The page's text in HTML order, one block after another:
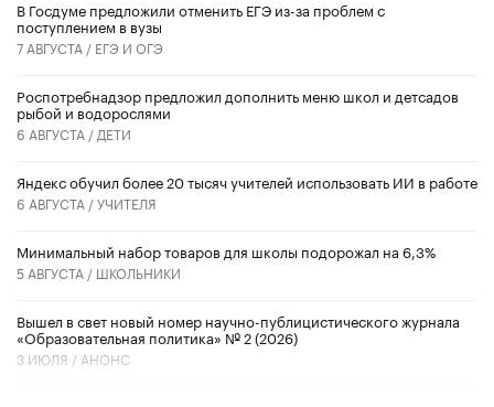
В Госдуме предложили отменить ЕГЭ из-за проблем с
поступлением в вузы
7 АВГУСТА / ЕГЭ И ОГЭ
Роспотребнадзор предложил дополнить меню школ и детсадов
рыбой и водорослями
6 АВГУСТА / ДЕТИ
​Яндекс обучил более 20 тысяч учителей использовать ИИ в работе
6 АВГУСТА /УЧИТЕЛЯ
Минимальный набор товаров для школы подорожал на 6,3%
5 АВГУСТА / ШКОЛЬНИКИ
Вышел в свет новый номер научно-публицистического журнала
«Образовательная политика» № 2 (2026)
3 ИЮЛЯ / АНОНС